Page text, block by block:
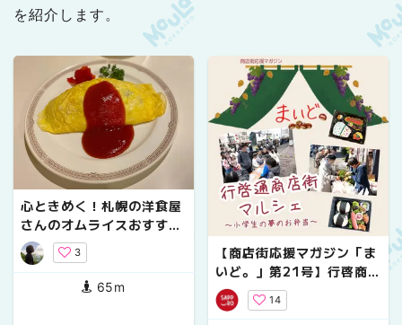
を紹介します。
心ときめく！札幌の洋食屋
さんのオムライスおすすめ
3選
3
65m
【商店街応援マガジン「ま
いど。」第21号】行啓商店
街「マルシェ」～小学生の
夢のお弁当～
14